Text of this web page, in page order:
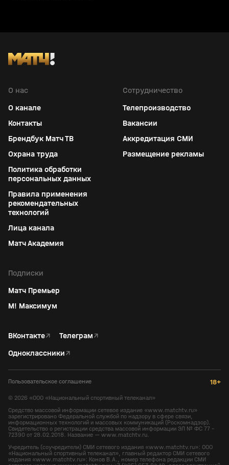
О нас
О канале
Контакты
Брендбук Матч ТВ
Охрана труда
Политика обработки
персональных данных
Правила применения
рекомендательных
технологий
Лица канала
Матч Академия
Сотрудничество
Телепроизводство
Вакансии
Аккредитация СМИ
Размещение рекламы
Подписки
Матч Премьер
М! Максимум
ВКонтакте↗ Телеграм↗
Одноклассники↗
Пользовательское соглашение 18+
© 2026 «ООО «Национальный спортивный телеканал»
Средство массовой информации сетевое издание «www.matchtv.ru»
зарегистрировано Федеральной службой по надзору в сфере связи,
информационных технологий и массовых коммуникаций (Роскомнадзор).
Свидетельство о регистрации средства массовой информации ЭЛ № ФС 77 -
72390 от 28.02.2018. Название — www.matchtv.ru.
Учредитель (соучредители) СМИ сетевого издания «www.matchtv.ru»: ООО
«Национальный спортивный телеканал», главный редактор СМИ сетевого
издания «www.matchtv.ru»: Конов В.А., номер телефона редакции СМИ